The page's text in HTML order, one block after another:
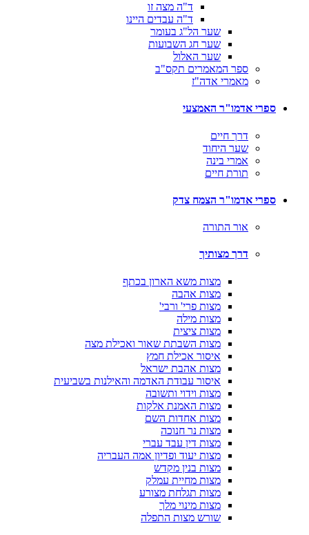
ד"ה מצה זו
ד"ה עבדים היינו
שער הל"ג בעומר
שער חג השבועות
שער האלול
ספר המאמרים תקס"ב
מאמרי אדה"ז
ספרי אדמו"ר האמצעי
דרך חיים
שער היחוד
אמרי בינה
תורת חיים
ספרי אדמו"ר הצמח צדק
אור התורה
דרך מצותיך
מצות משא הארון בכתף
מצות אהבה
מצות פרי' ורבי'
מצות מילה
מצות ציצית
מצות השבתת שאור ואכילת מצה
איסור אכילת חמץ
מצות אהבת ישראל
איסור עבודת האדמה והאילנות בשביעית
מצות וידוי ותשובה
מצות האמנת אלקות
מצות אחדות השם
מצות נר חנוכה
מצות דין עבד עברי
מצות יעוד ופדיון אמה העבריה
מצות בנין מקדש
מצות מחיית עמלק
מצות תגלחת מצורע
מצות מינוי מלך
שורש מצות התפלה